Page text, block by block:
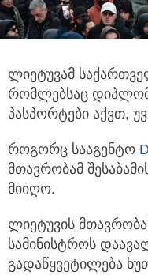
ლიეტუვამ
რომლებსაც
პასპორტები აქვთ,
როგორც სააგენტო
მთავრობამ
მიიღო.
ლიეტუვის
სამინისტროს
გადაწყვეტილება